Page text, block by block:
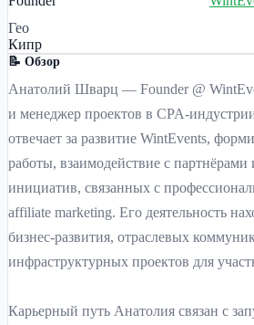
Гео
Кипр
📝 Обзор
Анатолий Шварц — Founder @
и менеджер проектов в CPA-
отвечает за развитие WintEvents,
работы, взаимодействие с
инициатив, связанных с
affiliate marketing. Его деятельность
бизнес-развития, отраслевых
инфраструктурных проектов для
Карьерный путь Анатолия связан с